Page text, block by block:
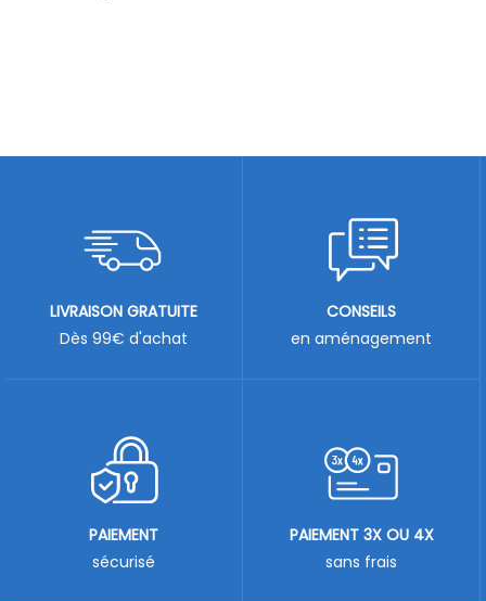
LIVRAISON GRATUITE
Dès 99€ d'achat
CONSEILS
en aménagement
PAIEMENT
sécurisé
PAIEMENT 3X OU 4X
sans frais